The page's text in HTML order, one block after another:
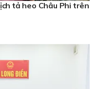
tả heo Châu Phi trên